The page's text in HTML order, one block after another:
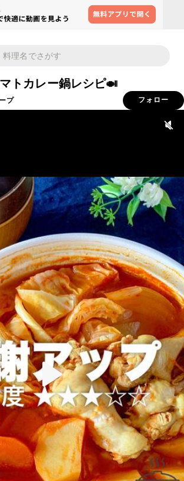
トカレー鍋レシピ🍛
プ フォロー